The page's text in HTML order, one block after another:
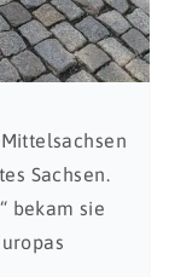
Sachsen.
bekam sie